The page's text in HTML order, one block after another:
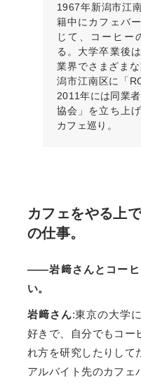
1967年新潟市江
籍中にカフェバ
じて、コーヒー
る。大学卒業後
業界でさまざま
潟市江南区に「
2011年には同業
協会」を立ち上
カフェ巡り。
カフェをやる上
の仕事。
——岩﨑さんとコーヒ
い。
岩﨑さん:東京の大学
好きで、自分でもコー
れ方を研究したりして
アルバイト先のカフェ